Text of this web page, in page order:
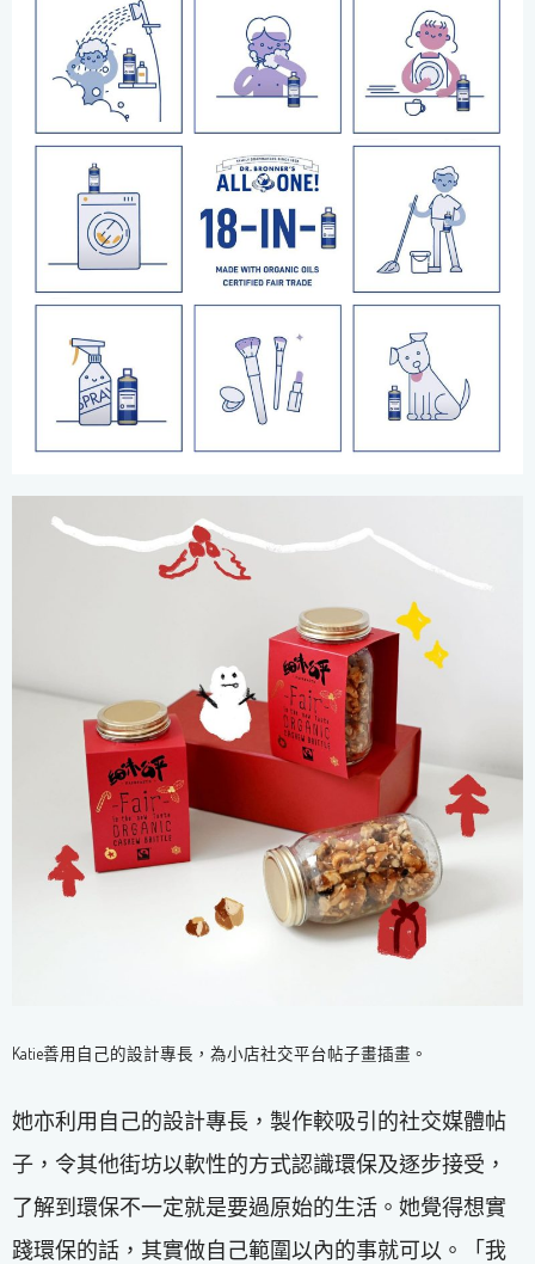
Katie善用自己的設計專長，為小店社交平台帖子畫插畫。
她亦利用自己的設計專長，製作較吸引的社交媒體帖
子，令其他街坊以軟性的方式認識環保及逐步接受，
了解到環保不一定就是要過原始的生活。她覺得想實
踐環保的話，其實做自己範圍以內的事就可以。「我